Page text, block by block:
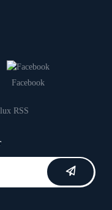
Facebook
RSS